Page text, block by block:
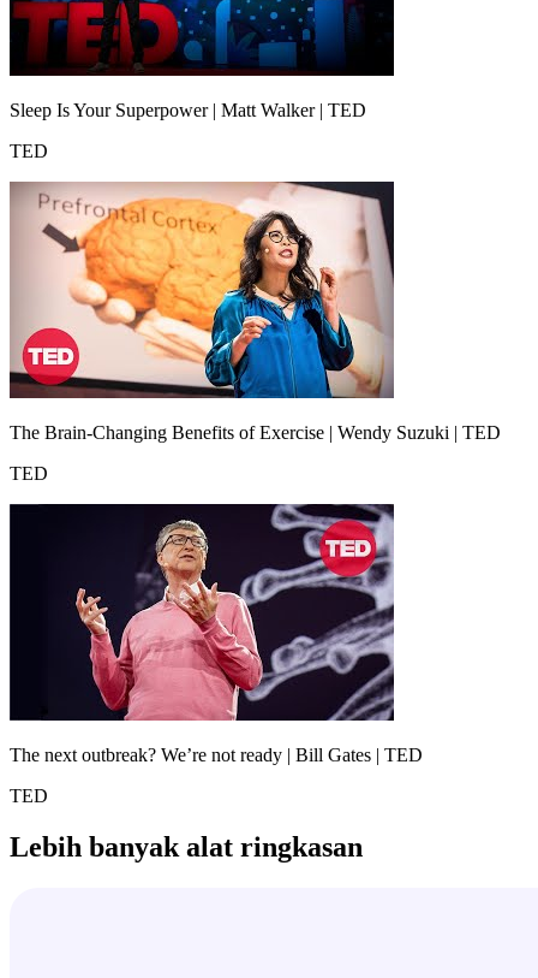
Sleep Is Your Superpower | Matt Walker | TED
TED
The Brain-Changing Benefits of Exercise | Wendy Suzuki | TED
TED
The next outbreak? We’re not ready | Bill Gates | TED
TED
Lebih banyak alat ringkasan